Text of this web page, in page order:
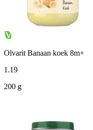
Olvarit Banaan koek 8m+
1 .19
200 g